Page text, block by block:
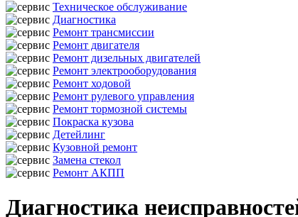
Техническое обслуживание
Диагностика
Ремонт трансмиссии
Ремонт двигателя
Ремонт дизельных двигателей
Ремонт электрооборудования
Ремонт ходовой
Ремонт рулевого управления
Ремонт тормозной системы
Покраска кузова
Детейлинг
Кузовной ремонт
Замена стекол
Ремонт АКПП
Диагностика